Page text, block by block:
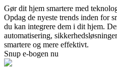
Gør dit hjem smartere med
Opdag de nyeste trends inden for
du kan integrere dem i dit hjem.
automatisering,
smartere og mere effektivt.
Snup e-bogen nu